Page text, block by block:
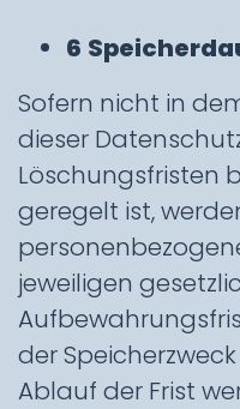
6
Sofern nicht in
dieser
Löschungsfristen
geregelt ist,
jeweiligen
der
Ablauf der Frist